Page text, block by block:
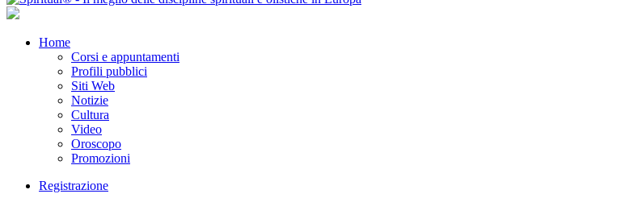
Home
Corsi e appuntamenti
Profili pubblici
Siti Web
Notizie
Cultura
Video
Oroscopo
Promozioni
Registrazione